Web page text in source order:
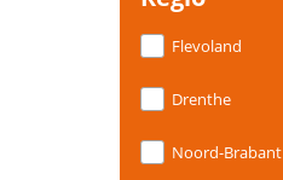
Flevoland
Drenthe
Noord-Brabant